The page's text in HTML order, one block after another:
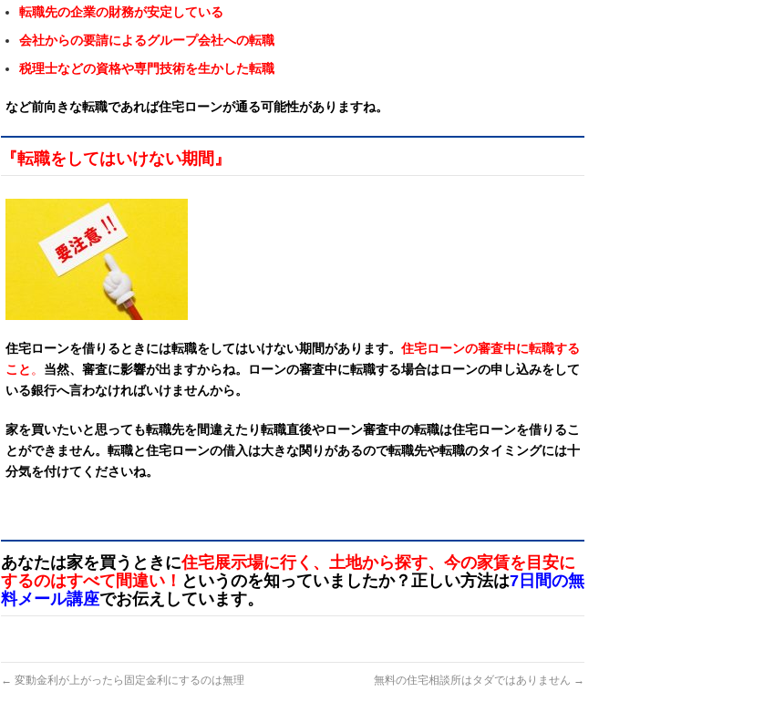
転職先の企業の財務が安定している
会社からの要請によるグループ会社への転職
税理士などの資格や専門技術を生かした転職
など前向きな転職であれば住宅ローンが通る可能性がありますね。
『転職をしてはいけない期間』
住宅ローンを借りるときには転職をしてはいけない期間があります。 住宅ローンの審査中に転職する
こと 。 当然、審査に影響が出ますからね。ローンの審査中に転職する場合はローンの申し込みをして
いる銀行へ言わなければいけませんから。
家を買いたいと思っても転職先を間違えたり転職直後やローン審査中の転職は住宅ローンを借りるこ
とができません。転職と住宅ローンの借入は大きな関りがあるので転職先や転職のタイミングには十
分気を付けてくださいね。
あなたは家を買うときに住宅展示場に行く、土地から探す、今の家賃を目安に
するのはすべて間違い！ というのを知っていましたか？正しい方法は7日間の無
料メール講座でお伝えしています。
← 変動金利が上がったら固定金利にするのは無理 無料の住宅相談所はタダではありません →